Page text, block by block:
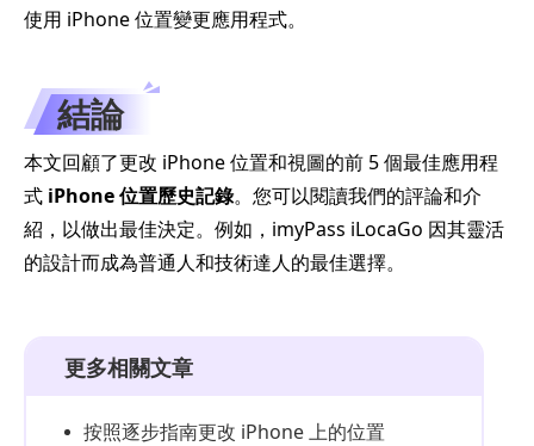
使用 iPhone 位置變更應用程式。
結論
本文回顧了更改 iPhone 位置和視圖的前 5 個最佳應用程
式 iPhone 位置歷史記錄。您可以閱讀我們的評論和介
紹，以做出最佳決定。例如，imyPass iLocaGo 因其靈活
的設計而成為普通人和技術達人的最佳選擇。
更多相關文章
按照逐步指南更改 iPhone 上的位置